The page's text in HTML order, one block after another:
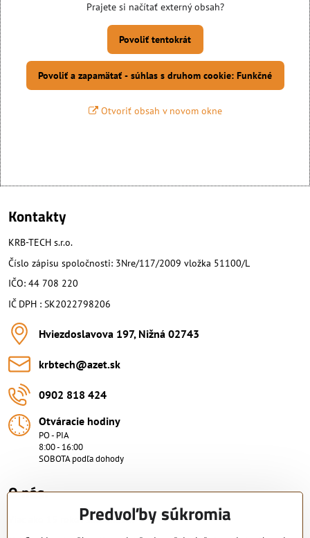
Prajete si načítať externý obsah?
Povoliť tentokrát
Povoliť a zapamätať - súhlas s druhom cookie: Funkčné
Otvoriť obsah v novom okne
Kontakty
KRB-TECH s.r.o.
Číslo zápisu spoločnosti: 3Nre/117/2009 vložka 51100/L
IČO: 44 708 220
IČ DPH : SK2022798206
Hviezdoslavova 197, Nižná 02743
krbtech​@azet​.sk
0902 818 424
Otváracie hodiny
PO - PIA
8:00 - 16:00
SOBOTA podľa dohody
O nás.
Viac ako 15 rokov skúsenosti.Predvoľby súkromia